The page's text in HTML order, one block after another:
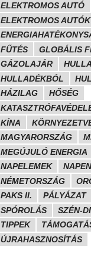
ELEKTROMOS AUTÓ
ELEKTROMOS AUTÓK
FŰTÉS
GLOBÁLIS
GÁZOLAJÁR
HULLADÉKBÓL
HÁZILAG
HŐSÉG
KÍNA
MAGYARORSZÁG
MEGÚJULÓ ENERGIA
NAPELEMEK
NÉMETORSZÁG
PAKS II.
PÁLYÁZAT
SPÓROLÁS
SZÉN-
TIPPEK
ÚJRAHASZNOSÍTÁS